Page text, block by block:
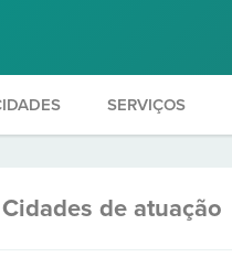
SERVIÇOS
Cidades de atuação